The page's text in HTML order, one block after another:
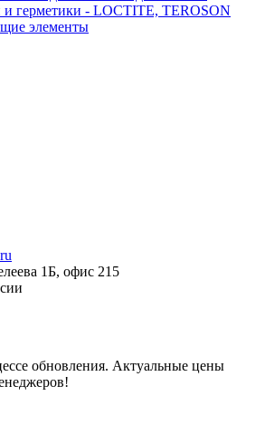
герметики - LOCTITE, TEROSON
элементы
1Б, офис 215
обновления. Актуальные цены